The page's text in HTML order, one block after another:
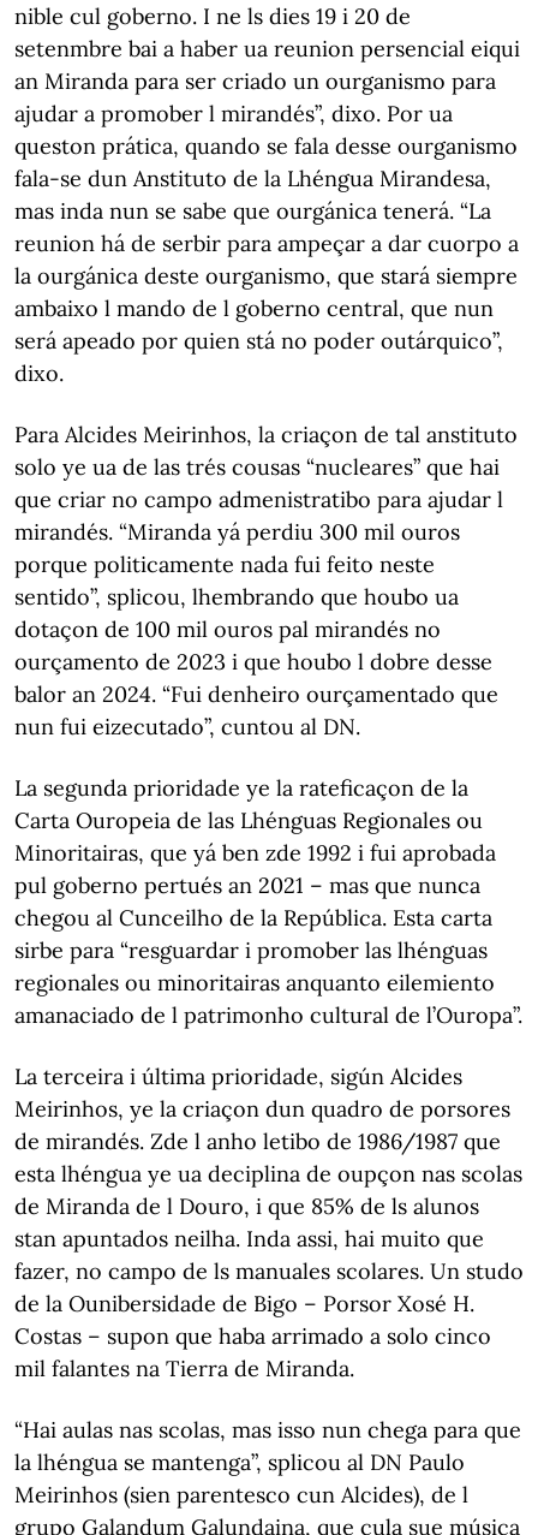
nible cul goberno. I ne ls dies 19 i 20 de
setenmbre bai a haber ua reunion persencial eiqui
an Miranda para ser criado un ourganismo para
ajudar a promober l mirandés”, dixo. Por ua
queston prática, quando se fala desse ourganismo
fala-se dun Anstituto de la Lhéngua Mirandesa,
mas inda nun se sabe que ourgánica tenerá. “La
reunion há de serbir para ampeçar a dar cuorpo a
la ourgánica deste ourganismo, que stará siempre
ambaixo l mando de l goberno central, que nun
será apeado por quien stá no poder outárquico”,
dixo.
Para Alcides Meirinhos, la criaçon de tal anstituto
solo ye ua de las trés cousas “nucleares” que hai
que criar no campo admenistratibo para ajudar l
mirandés. “Miranda yá perdiu 300 mil ouros
porque politicamente nada fui feito neste
sentido”, splicou, lhembrando que houbo ua
dotaçon de 100 mil ouros pal mirandés no
ourçamento de 2023 i que houbo l dobre desse
balor an 2024. “Fui denheiro ourçamentado que
nun fui eizecutado”, cuntou al DN.
La segunda prioridade ye la rateficaçon de la
Carta Ouropeia de las Lhénguas Regionales ou
Minoritairas, que yá ben zde 1992 i fui aprobada
pul goberno pertués an 2021 – mas que nunca
chegou al Cunceilho de la República. Esta carta
sirbe para “resguardar i promober las lhénguas
regionales ou minoritairas anquanto eilemiento
amanaciado de l patrimonho cultural de l’Ouropa”.
La terceira i última prioridade, sigún Alcides
Meirinhos, ye la criaçon dun quadro de porsores
de mirandés. Zde l anho letibo de 1986/1987 que
esta lhéngua ye ua deciplina de oupçon nas scolas
de Miranda de l Douro, i que 85% de ls alunos
stan apuntados neilha. Inda assi, hai muito que
fazer, no campo de ls manuales scolares. Un studo
de la Ounibersidade de Bigo – Porsor Xosé H.
Costas – supon que haba arrimado a solo cinco
mil falantes na Tierra de Miranda.
“Hai aulas nas scolas, mas isso nun chega para que
la lhéngua se mantenga”, splicou al DN Paulo
Meirinhos (sien parentesco cun Alcides), de l
grupo Galandum Galundaina, que cula sue música